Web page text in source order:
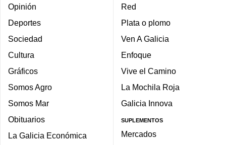
Opinión
Deportes
Sociedad
Cultura
Gráficos
Somos Agro
Somos Mar
Obituarios
La Galicia Económica
Red
Plata o plomo
Ven A Galicia
Enfoque
Vive el Camino
La Mochila Roja
Galicia Innova
SUPLEMENTOS
Mercados